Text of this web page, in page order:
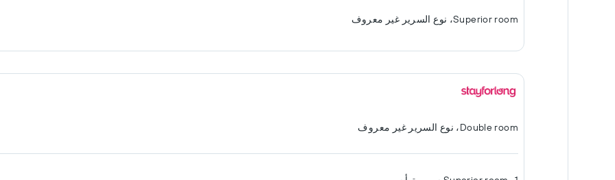
Superior room، نوع السرير غير معروف
Double room، نوع السرير غير معروف